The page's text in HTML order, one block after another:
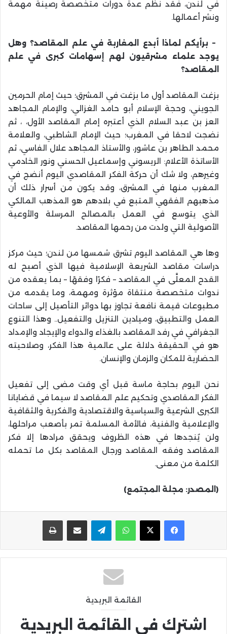
في لندن، فقد نظم عدة دورات متخصصة رصينة مهمة
ونشر أعمالها.
– برأيكم لماذا أبدع المغاربة في علم المقاصد؟ وهل
يوجد علماء مشرقيون لهم إسهامات كبرى في علم
المقاصد؟
بزغت المقاصد أول ما بزغت في المشرق؛ حيث إمام الحرمين
الجويني، وحجة الإسلام أبو حامد الغزالي، والإمام المجاهد
العز بن عبد السلام الذي أعتبره إمام المقاصد الأول، ، ثم
نضجت لاحقا في المغرب؛ حيث الإمام الشاطبي، والعلامة
محمد الطاهر بن عاشور، والأستاذ المجاهد علال الفاسي، ثم
الأساتذة الأعلام: الريسوني وإسماعيل الحسني ونور الخادمي
وغيرهم، ولا شك أن حركة الفكر المقاصدي اليوم أنضج في
المغرب منها في المشرق، وقد يكون من أسرار ذلك أن
مذهبهم الفقهي المتبع في بلادهم هو المذهب المالكي
الذي يتوسع في العمل بالمصالح المرسلة والأوعية
الأصولية التي ولدت من رحمها المقاصد.
وها هي المقاصد اليوم تشرق شمسها من لندن؛ حيث مركز
دراسات مقاصد الشريعة الإسلامية فيها الذي أصبح له
القدح المعلَّى في المقاصد – فكرًا وفقهًا – بما يعقده من
ندوات متخصصة منتقاة مؤثرة ومهمة، وما يقدمه من
مطبوعات قيمة نافعة تجاوز بها دوائر التأصيل إلى ساحات
العمل والتطبيق، وميادين التنزيل والتفعيل.. وهذا التنوع
الجغرافي في رفد المقاصد بالغذاء والدواء والإيجاد والإمداد
هو في الحقيقة دلالة على عالمية هذا الفكر، وصلاحيته
الحضارية للمكان والزمان والإنسان.
نحن اليوم بحاجة ماسة قبل أي وقت مضى إلى تفعيل
الفكر المقاصدي وتحكيم علم المقاصد لا سيما في قضايانا
الكبرى الشرعية والسياسية والاقتصادية والفكرية والثقافية
والإعلامية والفنية، فالأمة المسلمة تمر بأصعب مراحلها،
ولن يُنجدها في هذه الظروف ويحقق مرادها إلا فكر
المقاصد وفقه المقاصد ورجال المقاصد بكل ما تحمله
الكلمة من معنى.
(المصدر: مجلة المجتمع)
واتساب تيلقرام مشاركة عبر البريد
القائمة البريدية
اشترك في القائمة البريدية